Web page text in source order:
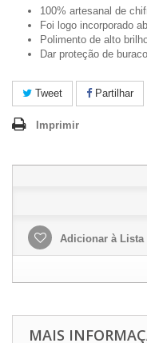
100% artesanal de
Foi logo incorporado
Polimento de alto
Dar proteção de
Tweet Partilhar
Imprimir
Adicionar à Lista
MAIS